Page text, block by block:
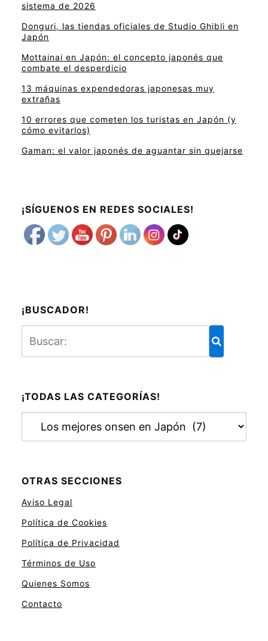
sistema de 2026
Donguri, las tiendas oficiales de Studio Ghibli en
Japón
Mottainai en Japón: el concepto japonés que
combate el desperdicio
13 máquinas expendedoras japonesas muy
extrañas
10 errores que cometen los turistas en Japón (y
cómo evitarlos)
Gaman: el valor japonés de aguantar sin quejarse
¡SÍGUENOS EN REDES SOCIALES!
¡BUSCADOR!
¡TODAS LAS CATEGORÍAS!
a
l
a
c
a
t
e
g
OTRAS SECCIONES
Aviso Legal
Política de Cookies
Política de Privacidad
Términos de Uso
Quienes Somos
Contacto